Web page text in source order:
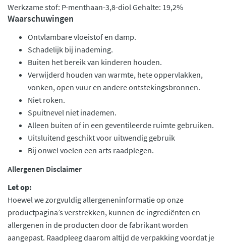
Werkzame stof: P-menthaan-3,8-diol Gehalte: 19,2%
Waarschuwingen
Ontvlambare vloeistof en damp.
Schadelijk bij inademing.
Buiten het bereik van kinderen houden.
Verwijderd houden van warmte, hete oppervlakken,
vonken, open vuur en andere ontstekingsbronnen.
Niet roken.
Spuitnevel niet inademen.
Alleen buiten of in een geventileerde ruimte gebruiken.
Uitsluitend geschikt voor uitwendig gebruik
Bij onwel voelen een arts raadplegen.
Allergenen Disclaimer
Let op:
Hoewel we zorgvuldig allergeneninformatie op onze
productpagina’s verstrekken, kunnen de ingrediënten en
allergenen in de producten door de fabrikant worden
aangepast. Raadpleeg daarom altijd de verpakking voordat je